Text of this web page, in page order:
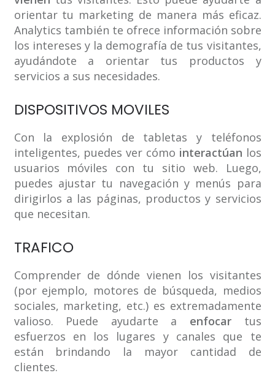
orientar tu marketing de manera más eficaz.
Analytics también te ofrece información sobre
los intereses y la demografía de tus visitantes,
ayudándote a orientar tus productos y
servicios a sus necesidades.
DISPOSITIVOS MOVILES
Con la explosión de tabletas y teléfonos
inteligentes, puedes ver cómo interactúan los
usuarios móviles con tu sitio web. Luego,
puedes ajustar tu navegación y menús para
dirigirlos a las páginas, productos y servicios
que necesitan.
TRAFICO
Comprender de dónde vienen los visitantes
(por ejemplo, motores de búsqueda, medios
sociales, marketing, etc.) es extremadamente
valioso. Puede ayudarte a enfocartus
esfuerzos en los lugares y canales que te
están brindando la mayor cantidad de
clientes.